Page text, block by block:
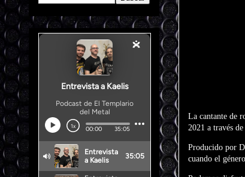
La cantante de
2021 a través
Producido por
cuando el